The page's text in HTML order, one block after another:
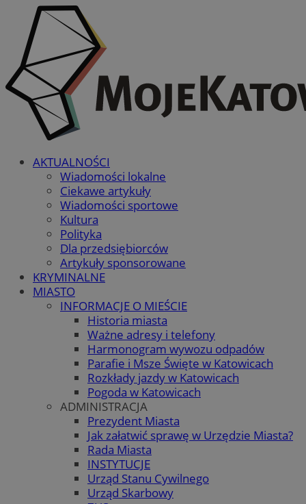
AKTUALNOŚCI
Wiadomości lokalne
Ciekawe artykuły
Wiadomości sportowe
Kultura
Polityka
Dla przedsiębiorców
Artykuły sponsorowane
KRYMINALNE
MIASTO
INFORMACJE O MIEŚCIE
Historia miasta
Ważne adresy i telefony
Harmonogram wywozu odpadów
Parafie i Msze Święte w Katowicach
Rozkłady jazdy w Katowicach
Pogoda w Katowicach
ADMINISTRACJA
Prezydent Miasta
Jak załatwić sprawę w Urzędzie Miasta?
Rada Miasta
INSTYTUCJE
Urząd Stanu Cywilnego
Urząd Skarbowy